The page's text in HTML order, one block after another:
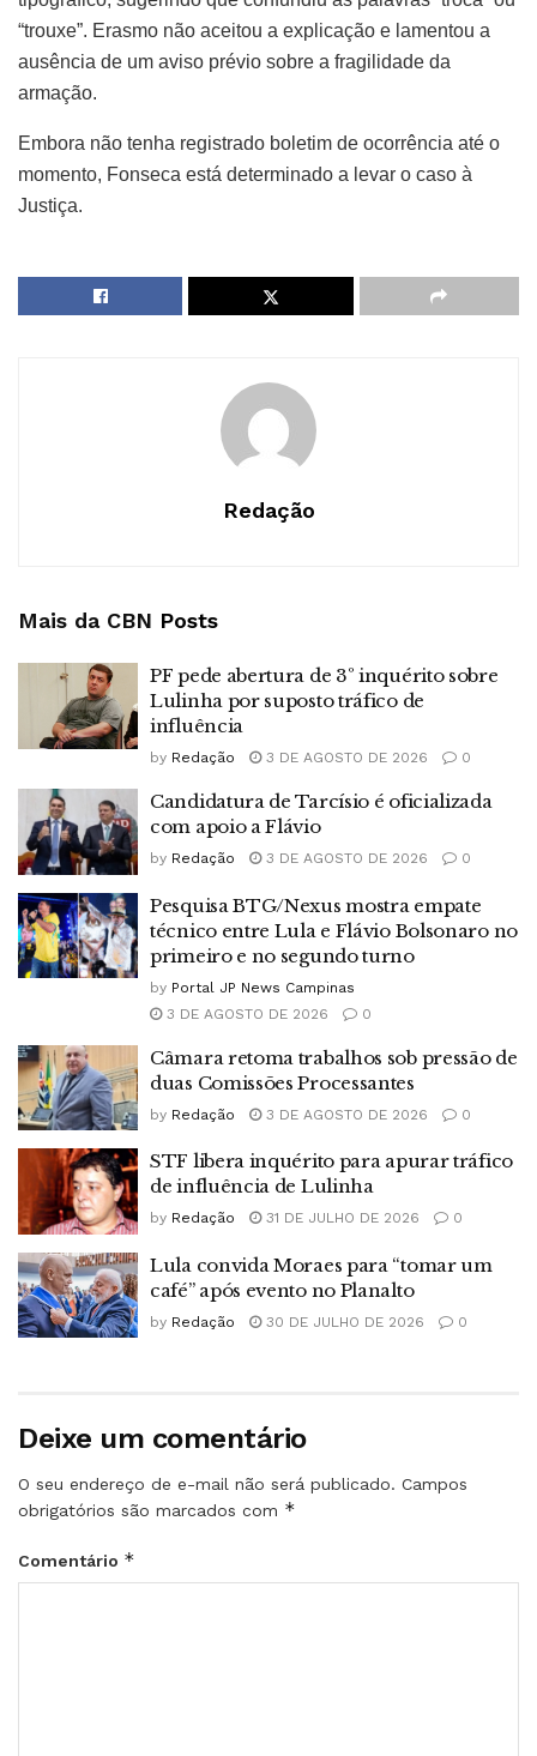
“trouxe”. Erasmo não aceitou a explicação e lamentou a
ausência de um aviso prévio sobre a fragilidade da
armação.
Embora não tenha registrado boletim de ocorrência até o
momento, Fonseca está determinado a levar o caso à
Justiça.
Redação
Mais da CBN Posts
PF pede abertura de 3º inquérito sobre
Lulinha por suposto tráfico de
influência
by Redação 3 DE AGOSTO DE 2026 0
Candidatura de Tarcísio é oficializada
com apoio a Flávio
by Redação 3 DE AGOSTO DE 2026 0
Pesquisa BTG/Nexus mostra empate
técnico entre Lula e Flávio Bolsonaro no
primeiro e no segundo turno
by Portal JP News Campinas
3 DE AGOSTO DE 2026
0
Câmara retoma trabalhos sob pressão de
duas Comissões Processantes
by Redação 3 DE AGOSTO DE 2026 0
STF libera inquérito para apurar tráfico
de influência de Lulinha
by Redação 31 DE JULHO DE 2026 0
Lula convida Moraes para “tomar um
café” após evento no Planalto
by Redação 30 DE JULHO DE 2026 0
Deixe um comentário
O seu endereço de e-mail não será publicado. Campos
obrigatórios são marcados com *
Comentário *